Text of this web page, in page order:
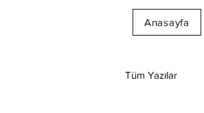
Anasayfa
Tüm Yazılar